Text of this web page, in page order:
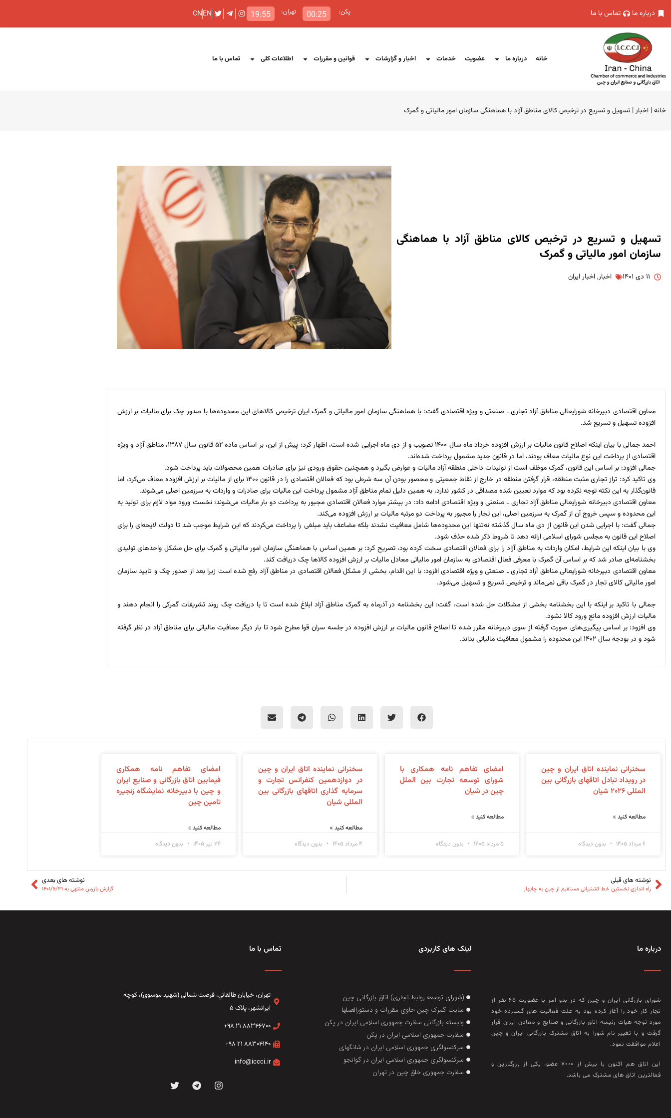
درباره ما تماس با ما پکن: 00:25 تهران: 19:55
EN
CN
خانه درباره ما عضویت خدمات اخبار و گزارشات قوانین و مقررات اطلاعات کلی تماس با ما
خانه| اخبار | تسهیل و تسریع در ترخیص کالای مناطق آزاد با هماهنگی سازمان امور مالیاتی و گمرک
تسهیل و تسریع در ترخیص کالای مناطق آزاد با هماهنگی
سازمان امور مالیاتی و گمرک
۱۱ دی ۱۴۰۱ اخبار,اخبار ایران
معاون اقتصادی دبیرخانه شورایعالی مناطق آزاد تجاری ـ صنعتی و ویژه اقتصادی گفت: با هماهنگی سازمان امور مالیاتی و گمرک ایران ترخیص کالاهای این محدوده‌ها با صدور چک برای مالیات بر ارزش
افزوده تسهیل و تسریع شد.
احمد جمالی با بیان اینکه اصلاح قانون مالیات بر ارزش افزوده خرداد ماه سال ۱۴۰۰ تصویب و از دی ماه اجرایی شده است، اظهار کرد: پیش از این، بر اساس ماده ۵۲ قانون سال ۱۳۸۷، مناطق آزاد و ویژه
اقتصادی از پرداخت این نوع مالیات معاف بودند، اما در قانون جدید مشمول پرداخت شده‌اند.
جمالی افزود: بر اساس این قانون، گمرک موظف است از تولیدات داخلی منطقه آزاد مالیات و عوارض بگیرد و همچنین حقوق ورودی نیز برای صادرات همین محصولات باید پرداخت شود.
وی تاکید کرد: تراز تجاری مثبت منطقه، قرار گرفتن منطقه در خارج از نقاط جمعیتی و محصور بودن آن سه شرطی بود که فعالان اقتصادی را در قانون ۱۴۰۰ برای از مالیات بر ارزش افزوده معاف می‌کرد، اما
قانون‌گذار به این نکته توجه نکرده بود که موارد تعیین شده مصداقی در کشور ندارد، به همین دلیل تمام مناطق آزاد مشمول پرداخت این مالیات برای صادرات و واردات به سرزمین اصلی می‌شوند.
معاون اقتصادی دبیرخانه شورایعالی مناطق آزاد تجاری ـ صنعتی و ویژه اقتصادی ادامه داد: در بیشتر موارد فعالان اقتصادی مجبور به پرداخت دو بار مالیات می‌شوند؛ نخست ورود مواد لازم برای تولید به
این محدوده و سپس خروج آن از گمرک به سرزمین اصلی، این تجار را مجبور به پرداخت دو مرتبه مالیات بر ارزش افزوده می‌کند.
جمالی گفت: با اجرایی شدن این قانون از دی ماه سال گذشته نه‌تنها این محدوده‌ها شامل معافیت نشدند بلکه مضاعف باید مبلغی را پرداخت می‌کردند که این شرایط موجب شد تا دولت لایحه‌ای را برای
اصلاح این قانون به مجلس شورای اسلامی ارائه دهد تا شروط ذکر شده حذف شود.
وی با بیان اینکه این شرایط، امکان واردات به مناطق آزاد را برای فعالان اقتصادی سخت کرده بود،‌ تصریح کرد: بر همین اساس با هماهنگی سازمان امور مالیاتی و گمرک برای حل مشکل واحدهای تولیدی
بخشنامه‌ای صادر شد که بر اساس آن گمرک با معرفی فعال اقتصادی به سازمان امور مالیاتی معادل مالیات بر ارزش افزوده کالاها چک دریافت کند.
معاون اقتصادی دبیرخانه شورایعالی مناطق آزاد تجاری ـ صنعتی و ویژه اقتصادی افزود: با این اقدام،‌ بخشی از مشکل فعالان اقتصادی در مناطق آزاد رفع شده است زیرا بعد از صدور چک و تایید سازمان
امور مالیاتی کالای تجار در گمرک باقی نمی‌ماند و ترخیص تسریع و تسهیل می‌شود.
جمالی با تاکید بر اینکه با این بخشنامه بخشی از مشکلات حل شده است، گفت: این بخشنامه در آذرماه به گمرک مناطق آزاد ابلاغ شده است تا با دریافت چک روند تشریفات گمرکی را انجام دهند و
مالیات ارزش افزوده مانع ورود کالا نشود.
وی افزود: بر اساس پیگیری‌های صورت گرفته از سوی دبیرخانه مقرر شده تا اصلاح قانون مالیات بر ارزش افزوده در جلسه سران قوا مطرح شود تا بار دیگر معافیت مالیاتی برای مناطق آزاد در نظر گرفته
شود و در بودجه سال ۱۴۰۲ این محدوده را مشمول معافیت مالیاتی بداند.
سخنرانی نماینده اتاق ایران و چین
در رویداد تبادل اتاقهای بازرگانی بین
المللی ۲۰۲۶ شیان
مطالعه کنید »
۶ مرداد ۱۴۰۵ بدون دیدگاه
امضای تفاهم نامه همکاری با
شورای توسعه تجارت بین الملل
چین در شیان
مطالعه کنید »
۵ مرداد ۱۴۰۵ بدون دیدگاه
سخنرانی نماینده اتاق ایران و چین
در دوازدهمین کنفرانس تجارت و
سرمایه گذاری اتاقهای بازرگانی بین
المللی شیان
مطالعه کنید »
۴ مرداد ۱۴۰۵
بدون دیدگاه
امضای تفاهم نامه همکاری
فیمابین اتاق بازرگانی و صنایع ایران
و چین با دبیرخانه نمایشگاه زنجیره
تامین چین
مطالعه کنید »
۲۴ تیر ۱۴۰۵
بدون دیدگاه
نوشته های قبلی
راه اندازی نخستین خط کشتیرانی مستقیم از چین به چابهار
نوشته های بعدی
گزارش بازرس منتهی به ۱۴۰۱/۶/۳۱
درباره ما
شورای بازرگانی ایران و چین که در بدو امر با عضويت ۶۵ نفر از
تجار کار خود را آغاز کرده بود به علت فعاليت‌ های گسترده خود
مورد توجه هيات رئيسه اتاق بازرگانی و صنايع و معادن ايران قرار
گرفت و با تغيير نام شورا به اتاق مشترک بازرگانی ايران و چين
اعلام موافقت نمود.
این اتاق هم‌ اکنون با بيش از ۷۰۰۰ عضو، يکی از بزرگترين و
فعالترين اتاق‌ های مشترک می باشد.
لینک های کاربردی
(شورای توسعه روابط تجاری) اتاق بازرگانی چین
سایت گمرک چین حاوی مقررات و دستورالعملها
وابسته بازرگانی سفارت جمهوری اسلامی ایران در پکن
سفارت جمهوری اسلامی ایران در پکن
سرکنسولگری جمهوری اسلامی ایران در شانگهای
سرکنسولگری جمهوری اسلامی ایران در گوانجو
سفارت جمهوری خلق چین در تهران
تماس با ما
تهران، خيابان طالقاني،‌ فرصت شمالی (شهید موسوی)، کوچه
ایرانشهر، پلاک ۵
۸۸۳۴۶۷۰۰ ۲۱ ۹۸+
۸۸۳۰۴۱۴۰ ۲۱ ۹۸+
info@iccci.ir